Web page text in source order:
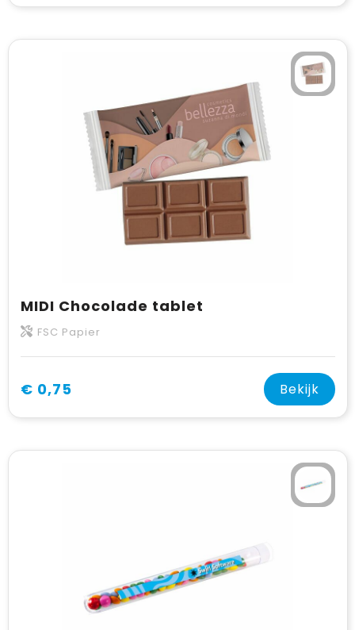
MIDI Chocolade tablet
FSC Papier
€ 0,75 Bekijk